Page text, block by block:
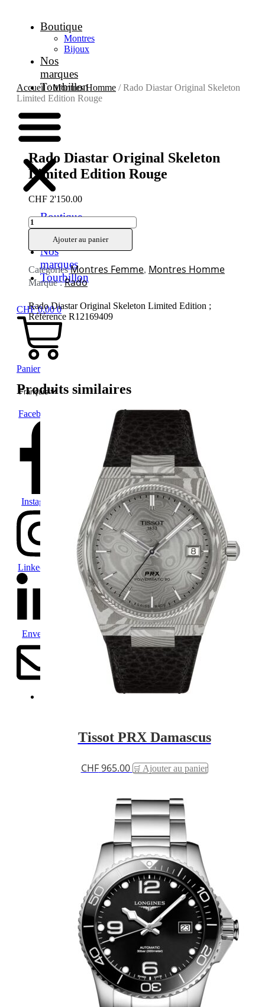
contenu
Boutique
Montres
Bijoux
Nos
marques
Tourbillon
Boutique
Montres
Bijoux
Nos
marques
Tourbillon
CHF0.00 0
Panier
Choisir
langue
Facebook-f
Instagram
Linkedin-in
Envelope
Accueil/Montres Homme / Rado Diastar Original Skeleton
Limited Edition Rouge
Rado Diastar Original Skeleton
Limited Edition Rouge
CHF 2'150.00
quantité
de
Diastar
Original
Skeleton
Limited
Rouge
Ajouter au panier
Catégories Montres Femme, Montres Homme
Marque :Rado
Rado Diastar Original Skeleton Limited Edition ;
Référence R12169409
Produits similaires
Tissot PRX Damascus
CHF965.00 Ajouter au panier